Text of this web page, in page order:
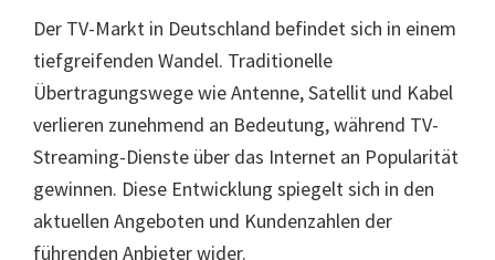
Der TV-Markt in Deutschland befindet sich in einem
tiefgreifenden Wandel. Traditionelle
Übertragungswege wie Antenne, Satellit und Kabel
verlieren zunehmend an Bedeutung, während TV-
Streaming-Dienste über das Internet an Popularität
gewinnen. Diese Entwicklung spiegelt sich in den
aktuellen Angeboten und Kundenzahlen der
führenden Anbieter wider.